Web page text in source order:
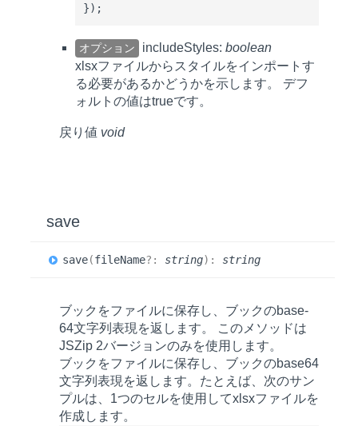
オプション includeStyles: boolean
xlsxファイルからスタイルをインポートす
る必要があるかどうかを示します。 デフ
ォルトの値はtrueです。
戻り値 void
save
save(fileName?: string) : string
ブックをファイルに保存し、ブックのbase-
64文字列表現を返します。 このメソッドは
JSZip 2バージョンのみを使用します。
ブックをファイルに保存し、ブックのbase64
文字列表現を返します。たとえば、次のサン
プルは、1つのセルを使用してxlsxファイルを
作成します。